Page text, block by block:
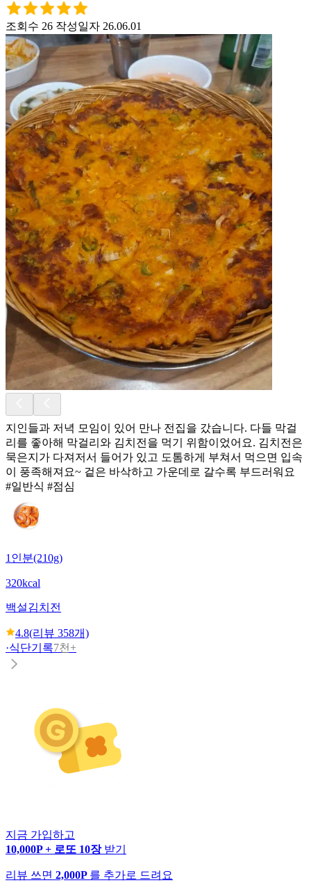
조회수 26 작성일자 26.06.01
지인들과 저녁 모임이 있어 만나 전집을 갔습니다. 다들 막걸
리를 좋아해 막걸리와 김치전을 먹기 위함이었어요. 김치전은
묵은지가 다져저서 들어가 있고 도톰하게 부쳐서 먹으면 입속
이 풍족해져요~ 겉은 바삭하고 가운데로 갈수록 부드러워요
#일반식 #점심
1인분(210g)
320kcal
백설김치전
4.8(리뷰 358개)
·식단기록7천+
지금 가입하고
10,000P + 로또 10장 받기
리뷰 쓰면 2,000P 를 추가로 드려요